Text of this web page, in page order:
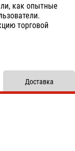
как опытные
торговой
Доставка